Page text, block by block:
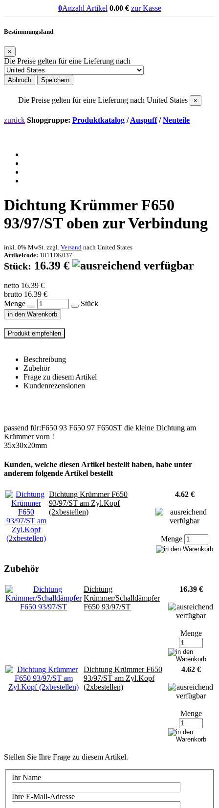
0Anzahl Artikel 0.00€ zur Kasse
Bestimmungsland
×
Die Preise gelten für eine Lieferung nach
Abbruch Speichern
Die Preise gelten für eine Lieferung nach United States ×
zurück Shopgruppe: Produktkatalog /Auspuff/Neuteile
Dichtung Krümmer F650
93/97/ST oben zur Verbindung
inkl. 0% MwSt. zzgl. Versand nach United States
Artikelcode: 1811DK037
Stück: 16.39 €
netto 16.39 €
brutto 16.39 €
Menge
Stück
in den Warenkorb
Beschreibung
Zubehör
Frage zu diesem Artikel
Kundenrezensionen
passend für:F650 93 F650 97 F650ST die kleine Dichtung am
Krümmer vorn !
35x30x20mm
Kunden, welche diesen Artikel bestellt haben, habe unter
anderem folgende Artikel bestellt
Dichtung Krümmer F650
93/97/ST am Zyl.Kopf
(2xbestellen)
4.62 €
Menge
Zubehör
Dichtung
Krümmer/Schalldämpfer
F650 93/97/ST
16.39 €
Menge
Dichtung Krümmer F650
93/97/ST am Zyl.Kopf
(2xbestellen)
4.62 €
Menge
Stellen Sie Ihre Frage zu diesem Artikel.
Ihr Name
Ihre E-Mail-Adresse